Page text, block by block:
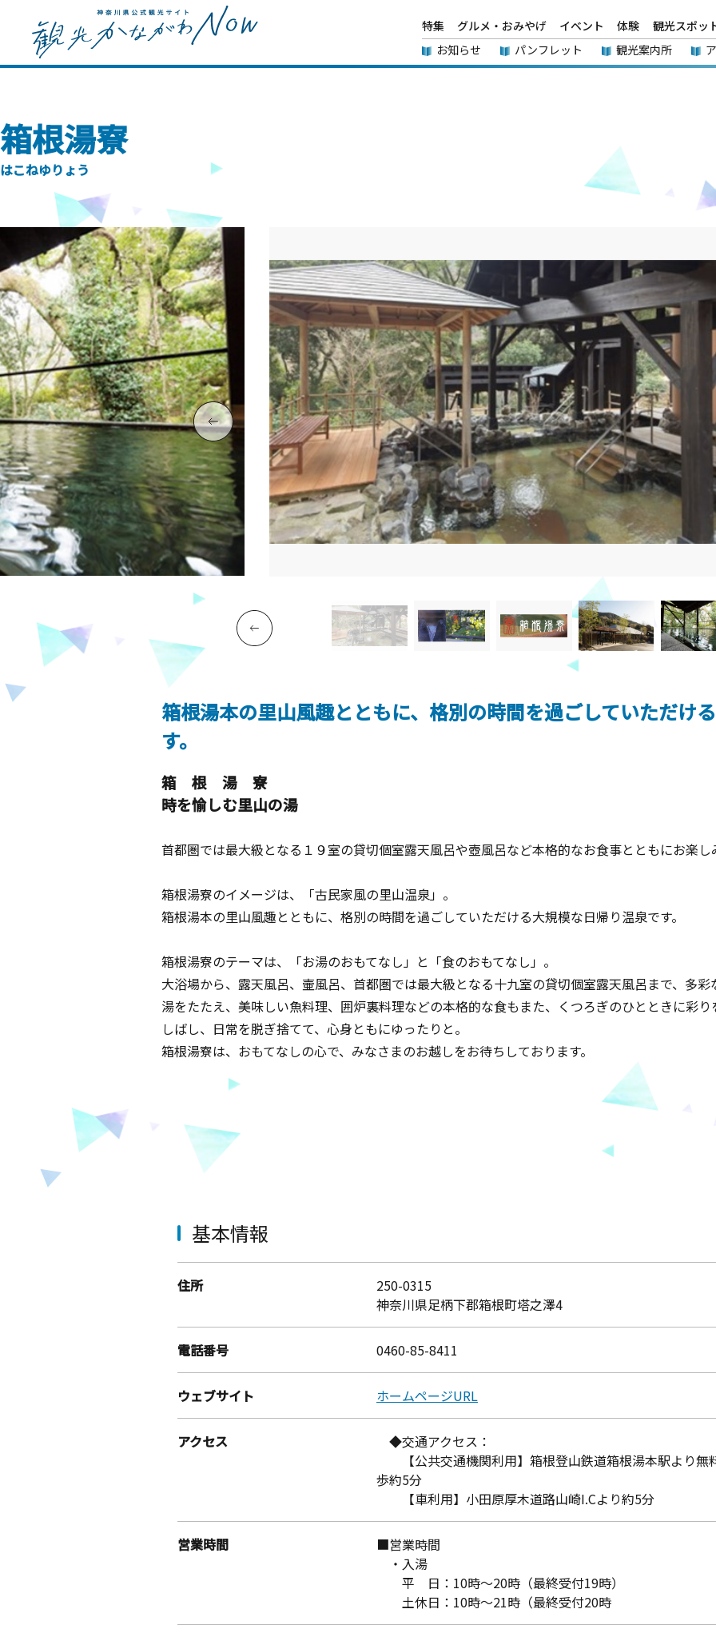
特集 グルメ・おみやげ イベント 体験
観光スポッ
お知らせ
パンフレット 観光案内所
箱根湯寮
はこねゆりょう
箱根湯本の里山風趣とともに、格別の時間を過ごしていただけ
す。
箱 根 湯 寮
時を愉しむ里山の湯
首都圏では最大級となる１９室の貸切個室露天風呂や壺風呂など本格的なお食事とともにお楽し
箱根湯寮のイメージは、「古民家風の里山温泉」。
箱根湯本の里山風趣とともに、格別の時間を過ごしていただける大規模な日帰り温泉です。
箱根湯寮のテーマは、「お湯のおもてなし」と「食のおもてなし」。
大浴場から、露天風呂、壷風呂、首都圏では最大級となる十九室の貸切個室露天風呂まで、多
湯をたたえ、美味しい魚料理、囲炉裏料理などの本格的な食もまた、くつろぎのひとときに彩り
しばし、日常を脱ぎ捨てて、心身ともにゆったりと。
箱根湯寮は、おもてなしの心で、みなさまのお越しをお待ちしております。
基本情報
住所
250-0315
神奈川県足柄下郡箱根町塔之澤4
電話番号 0460-85-8411
ウェブサイト ホームページURL
アクセス
◆交通アクセス：
【公共交通機関利用】箱根登山鉄道箱根湯本駅より無
歩約5分
【車利用】小田原厚木道路山崎I.Cより約5分
営業時間
■営業時間
・入湯
平 日：10時〜20時（最終受付19時）
土休日：10時〜21時（最終受付20時